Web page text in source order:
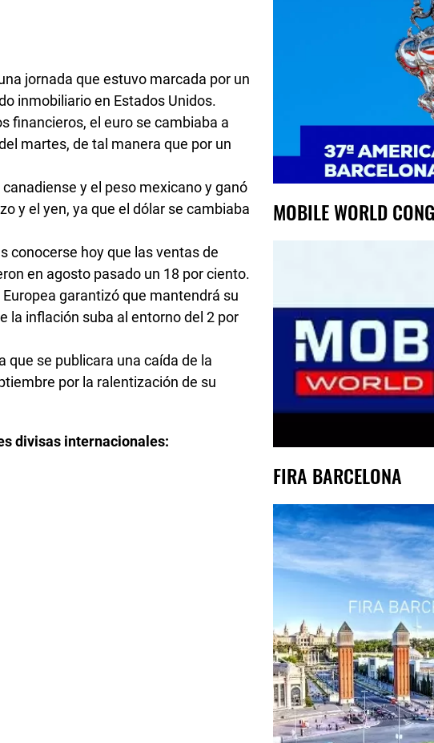
jornada que estuvo marcada por un
inmobiliario en Estados Unidos.
financieros, el euro se cambiaba a
martes, de tal manera que por un
y el peso mexicano y ganó
y el yen, ya que el dólar se cambiaba
conocerse hoy que las ventas de
en agosto pasado un 18 por ciento.
garantizó que mantendrá su
la inflación suba al entorno del 2 por
que se publicara una caída de la
por la ralentización de su
divisas internacionales:
MOBILE WORLD
FIRA BARCELONA